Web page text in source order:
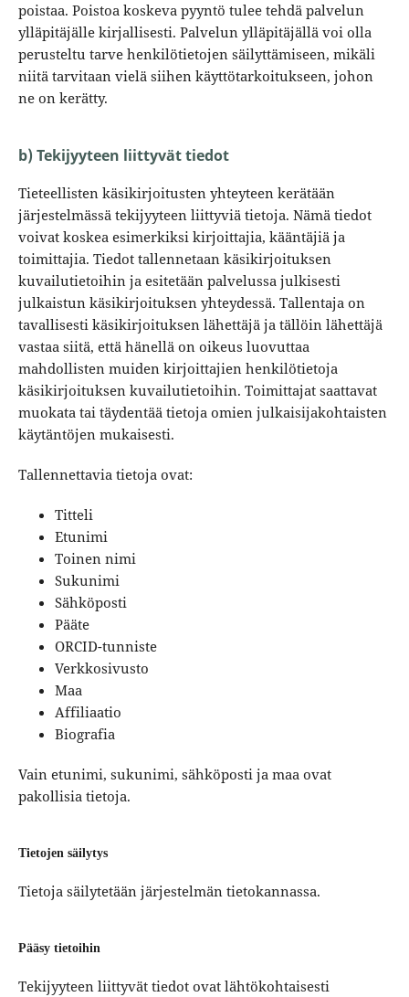
poistaa. Poistoa koskeva pyyntö tulee tehdä palvelun
ylläpitäjälle kirjallisesti. Palvelun ylläpitäjällä voi olla
perusteltu tarve henkilötietojen säilyttämiseen, mikäli
niitä tarvitaan vielä siihen käyttötarkoitukseen, johon
ne on kerätty.
b) Tekijyyteen liittyvät tiedot
Tieteellisten käsikirjoitusten yhteyteen kerätään
järjestelmässä tekijyyteen liittyviä tietoja. Nämä tiedot
voivat koskea esimerkiksi kirjoittajia, kääntäjiä ja
toimittajia. Tiedot tallennetaan käsikirjoituksen
kuvailutietoihin ja esitetään palvelussa julkisesti
julkaistun käsikirjoituksen yhteydessä. Tallentaja on
tavallisesti käsikirjoituksen lähettäjä ja tällöin lähettäjä
vastaa siitä, että hänellä on oikeus luovuttaa
mahdollisten muiden kirjoittajien henkilötietoja
käsikirjoituksen kuvailutietoihin. Toimittajat saattavat
muokata tai täydentää tietoja omien julkaisijakohtaisten
käytäntöjen mukaisesti.
Tallennettavia tietoja ovat:
Titteli
Etunimi
Toinen nimi
Sukunimi
Sähköposti
Pääte
ORCID-tunniste
Verkkosivusto
Maa
Affiliaatio
Biografia
Vain etunimi, sukunimi, sähköposti ja maa ovat
pakollisia tietoja.
Tietojen säilytys
Tietoja säilytetään järjestelmän tietokannassa.
Pääsy tietoihin
Tekijyyteen liittyvät tiedot ovat lähtökohtaisesti